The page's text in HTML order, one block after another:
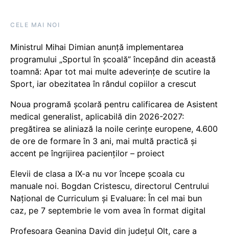
CELE MAI NOI
Ministrul Mihai Dimian anunță implementarea
programului „Sportul în școală” începând din această
toamnă: Apar tot mai multe adeverințe de scutire la
Sport, iar obezitatea în rândul copiilor a crescut
Noua programă școlară pentru calificarea de Asistent
medical generalist, aplicabilă din 2026-2027:
pregătirea se aliniază la noile cerințe europene, 4.600
de ore de formare în 3 ani, mai multă practică și
accent pe îngrijirea pacienților – proiect
Elevii de clasa a IX-a nu vor începe școala cu
manuale noi. Bogdan Cristescu, directorul Centrului
Național de Curriculum și Evaluare: În cel mai bun
caz, pe 7 septembrie le vom avea în format digital
Profesoara Geanina David din județul Olt, care a